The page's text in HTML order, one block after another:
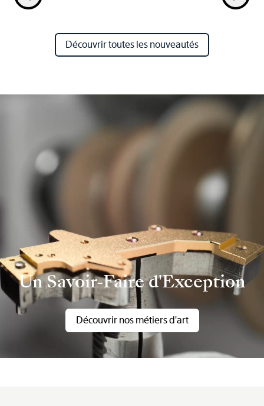
Découvrir toutes les nouveautés
Un Savoir-Faire d'Exception
Découvrir nos métiers d'art